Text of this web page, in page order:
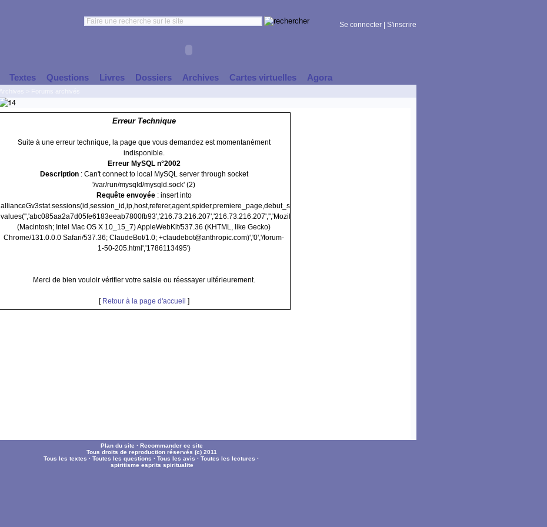
Se connecter S'inscrire
Textes Questions Livres Dossiers Archives Cartes virtuelles Agora
Erreur Technique
Suite à une erreur technique, la page que vous demandez est momentanément
indisponible.
Erreur MySQL n°2002
Description: Can't connect to local MySQL server through socket
'/var/run/mysqld/mysqld.sock' (2)
Requête envoyée: insert into
allianceGv3stat.sessions(id,session_id,ip,host,referer,agent,spider,premiere_page,debut_session)
values('','abc085aa2a7d05fe6183eeab7800fb93','216.73.216.207','216.73.216.207','','Mozilla/5.0
(Macintosh; Intel Mac OS X 10_15_7) AppleWebKit/537.36 (KHTML, like Gecko)
Chrome/131.0.0.0 Safari/537.36; ClaudeBot/1.0; +claudebot@anthropic.com)','0','/forum-
1-50-205.html','1786113495')
Merci de bien vouloir vérifier votre saisie ou réessayer ultérieurement.
[ Retour à la page d'accueil ]
Plan du site · Recommander ce site
Tous droits de reproduction réservés (c) 2011
Tous les textes · Toutes les questions · Tous les avis · Toutes les lectures ·
spiritisme esprits spiritualite